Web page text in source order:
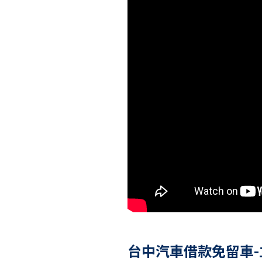
台中汽車借款免留車